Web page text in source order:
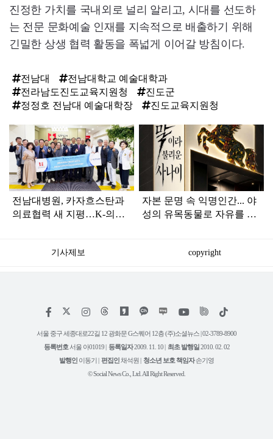
진정한 가치를 국내외로 널리 알리고, 시대를 선도하
는 전문 문화예술 인재를 지속적으로 배출하기 위해
긴밀한 상생 협력 활동을 폭넓게 이어갈 방침이다.
전남대
전남대학교 예술대학과
전라남도진도교육지원청
진도군
정정호 전남대 예술대학장
진도교육지원청
탑
라
인
전남대병원, 카자흐스탄과
의료협력 새 지평…K-의료
자본 문명 속 익명인간... 야
성의 유목동물로 자유를 그
기사제보 copyright
페
스
인
타
램
위
트
유
튜
틱
서울 중구 세종대로22길 12 광화문 G스퀘어 12층 (주)소셜뉴스 | 02-3789-8900
등록번호 서울 아01019 | 등록일자2009. 11. 10 | 최초 발행일2010. 02. 02
발행인 이동기 | 편집인채석원 | 청소년 보호 책임자손기영
© Social News Co., Ltd. All Right Reserved.